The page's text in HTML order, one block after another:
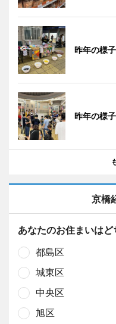
昨年の様子
昨年の様子
京橋
あなたのお住まいはど
都島区
城東区
中央区
旭区